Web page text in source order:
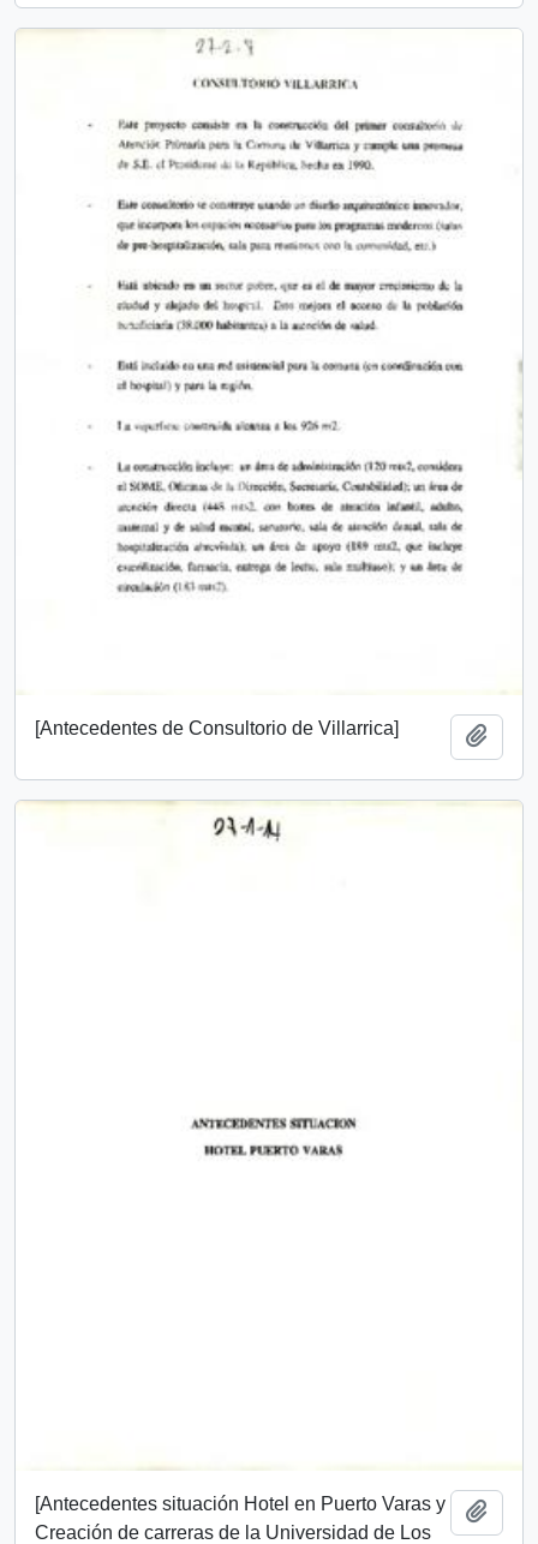
[Antecedentes de Consultorio de Villarrica]
[Antecedentes situación Hotel en Puerto Varas y
Creación de carreras de la Universidad de Los